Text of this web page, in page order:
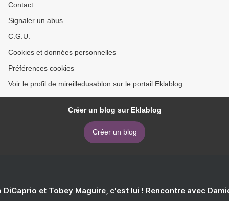
Contact
Signaler un abus
C.G.U.
Cookies et données personnelles
Préférences cookies
Voir le profil de mireilledusablon sur le portail Eklablog
Créer un blog sur Eklablog
Créer un blog
DiCaprio et Tobey Maguire, c'est lui ! Rencontre avec